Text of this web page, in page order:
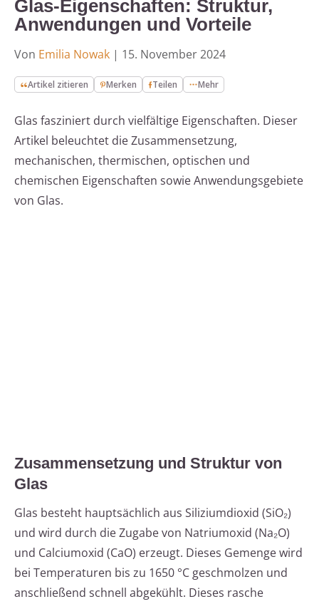
Glas-Eigenschaften: Struktur,
Anwendungen und Vorteile
Von Emilia Nowak | 15. November 2024
Artikel zitieren Merken Teilen Mehr
Glas fasziniert durch vielfältige Eigenschaften. Dieser
Artikel beleuchtet die Zusammensetzung,
mechanischen, thermischen, optischen und
chemischen Eigenschaften sowie Anwendungsgebiete
von Glas.
Zusammensetzung und Struktur von
Glas
Glas besteht hauptsächlich aus Siliziumdioxid (SiO₂)
und wird durch die Zugabe von Natriumoxid (Na₂O)
und Calciumoxid (CaO) erzeugt. Dieses Gemenge wird
bei Temperaturen bis zu 1650 °C geschmolzen und
anschließend schnell abgekühlt. Dieses rasche